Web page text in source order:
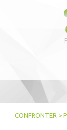
CONFRONTER >